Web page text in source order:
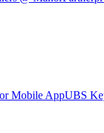
Mobile AppUBS